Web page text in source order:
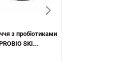
з пробіотиками
SKI...